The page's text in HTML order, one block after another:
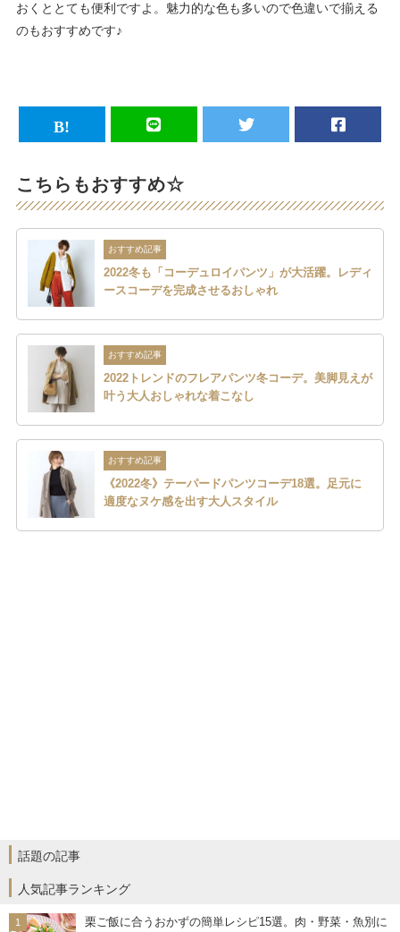
おくととても便利ですよ。魅力的な色も多いので色違いで揃える
のもおすすめです♪
こちらもおすすめ☆
おすすめ記事
2022冬も「コーデュロイパンツ」が大活躍。レディ
ースコーデを完成させるおしゃれ
おすすめ記事
2022トレンドのフレアパンツ冬コーデ。美脚見えが
叶う大人おしゃれな着こなし
おすすめ記事
《2022冬》テーパードパンツコーデ18選。足元に
適度なヌケ感を出す大人スタイル
話題の記事
人気記事ランキング
栗ご飯に合うおかずの簡単レシピ15選。肉・野菜・魚別に